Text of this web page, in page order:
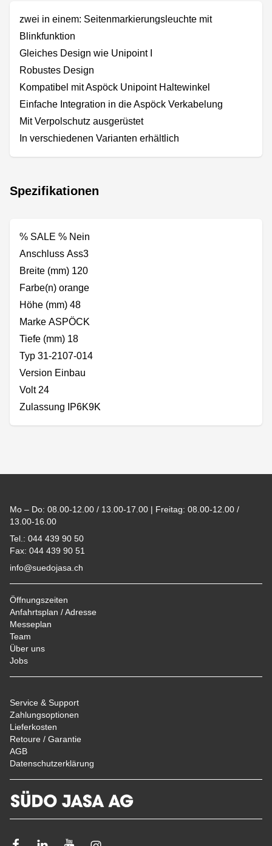
zwei in einem: Seitenmarkierungsleuchte mit
Blinkfunktion
Gleiches Design wie Unipoint I
Robustes Design
Kompatibel mit Aspöck Unipoint Haltewinkel
Einfache Integration in die Aspöck Verkabelung
Mit Verpolschutz ausgerüstet
In verschiedenen Varianten erhältlich
Spezifikationen
% SALE % Nein
Anschluss Ass3
Breite (mm) 120
Farbe(n) orange
Höhe (mm) 48
Marke ASPÖCK
Tiefe (mm) 18
Typ 31-2107-014
Version Einbau
Volt 24
Zulassung IP6K9K
Mo – Do: 08.00-12.00 / 13.00-17.00 | Freitag: 08.00-12.00 /
13.00-16.00
Tel.: 044 439 90 50
Fax: 044 439 90 51
info@suedojasa.ch
Öffnungszeiten
Anfahrtsplan / Adresse
Messeplan
Team
Über uns
Jobs
Service & Support
Zahlungsoptionen
Lieferkosten
Retoure / Garantie
AGB
Datenschutzerklärung